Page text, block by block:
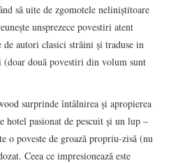
să uite de zgomotele neliniștitoare
unsprezece povestiri atent
de autori clasici străini și traduse in
două povestiri din volum sunt
surprinde întâlnirea și apropierea
hotel pasionat de pescuit și un lup –
o poveste de groază propriu-zisă (nu
Ceea ce impresionează este